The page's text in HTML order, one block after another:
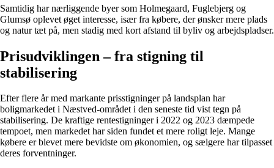
Samtidig har nærliggende byer som Holmegaard, Fuglebjerg og
Glumsø oplevet øget interesse, især fra købere, der ønsker mere plads
og natur tæt på, men stadig med kort afstand til byliv og arbejdspladser.
Prisudviklingen – fra stigning til
stabilisering
Efter flere år med markante prisstigninger på landsplan har
boligmarkedet i Næstved-området i den seneste tid vist tegn på
stabilisering. De kraftige rentestigninger i 2022 og 2023 dæmpede
tempoet, men markedet har siden fundet et mere roligt leje. Mange
købere er blevet mere bevidste om økonomien, og sælgere har tilpasset
deres forventninger.